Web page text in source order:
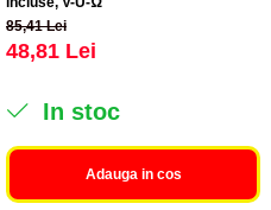
85,41 Lei
48,81 Lei
In stoc
Adauga in cos